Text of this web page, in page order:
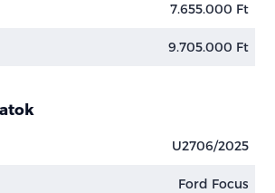
7.655.000 Ft
9.705.000 Ft
U2706/2025
Ford Focus